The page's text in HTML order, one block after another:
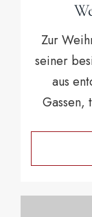
Zur
seiner
aus
Gassen,